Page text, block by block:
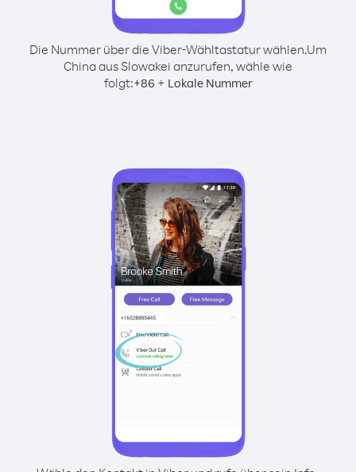
Die Nummer über die Viber-Wähltastatur wählen.Um
China aus Slowakei anzurufen, wähle wie
folgt:+86 + Lokale Nummer